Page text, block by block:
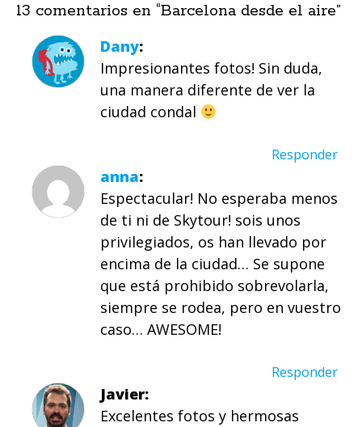
13 comentarios en “Barcelona desde el aire”
Dany
Impresionantes fotos! Sin duda,
una manera diferente de ver la
ciudad condal
Responder
anna
Espectacular! No esperaba menos
de ti ni de Skytour! sois unos
privilegiados, os han llevado por
encima de la ciudad… Se supone
que está prohibido sobrevolarla,
siempre se rodea, pero en vuestro
caso… AWESOME!
Responder
Javier
Excelentes fotos y hermosas